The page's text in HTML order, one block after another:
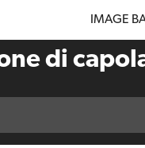
IMAGE
di